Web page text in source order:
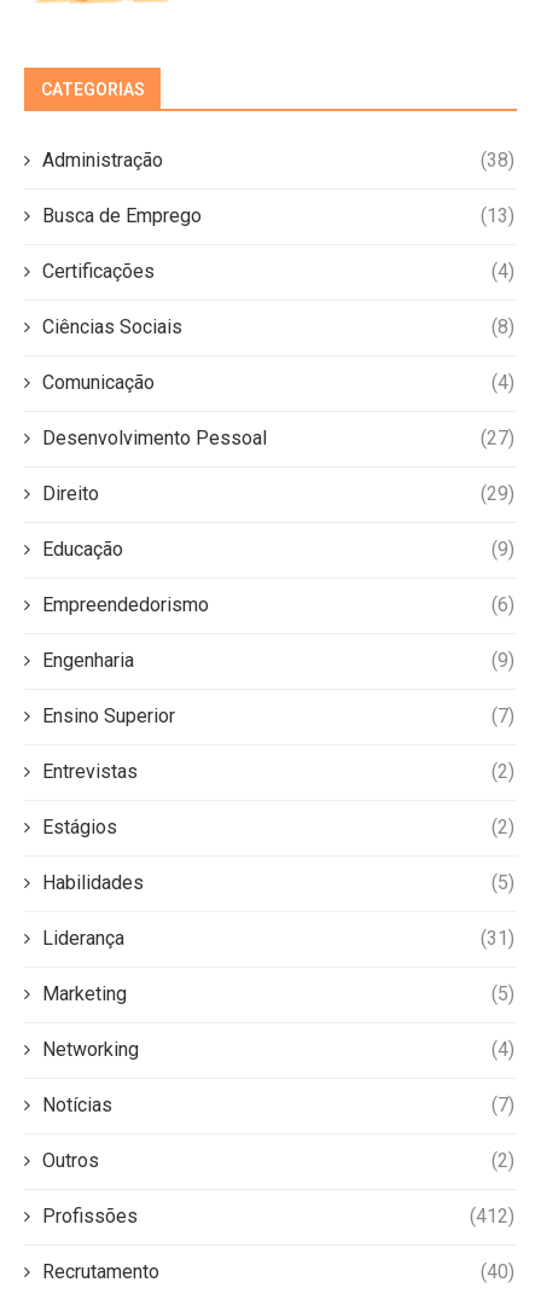
CATEGORIAS
Administração (38)
Busca de Emprego (13)
Certificações (4)
Ciências Sociais (8)
Comunicação (4)
Desenvolvimento Pessoal (27)
Direito (29)
Educação (9)
Empreendedorismo (6)
Engenharia (9)
Ensino Superior (7)
Entrevistas (2)
Estágios (2)
Habilidades (5)
Liderança (31)
Marketing (5)
Networking (4)
Notícias (7)
Outros (2)
Profissões (412)
Recrutamento (40)